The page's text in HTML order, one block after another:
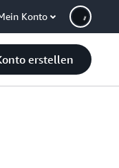
Konto
erstellen